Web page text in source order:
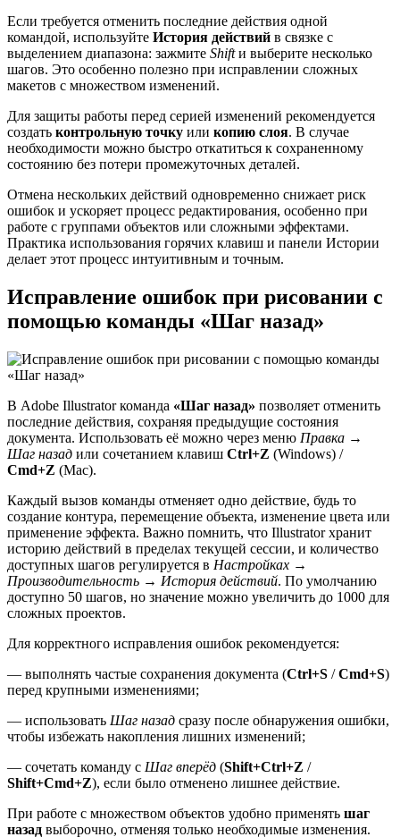
Если требуется отменить последние действия одной
командой, используйте История действий в связке с
выделением диапазона: зажмите Shiftи выберите несколько
шагов. Это особенно полезно при исправлении сложных
макетов с множеством изменений.
Для защиты работы перед серией изменений рекомендуется
создать контрольную точку или копию слоя. В случае
необходимости можно быстро откатиться к сохраненному
состоянию без потери промежуточных деталей.
Отмена нескольких действий одновременно снижает риск
ошибок и ускоряет процесс редактирования, особенно при
работе с группами объектов или сложными эффектами.
Практика использования горячих клавиш и панели Истории
делает этот процесс интуитивным и точным.
Исправление ошибок при рисовании с
помощью команды «Шаг назад»
В Adobe Illustrator команда «Шаг назад» позволяет отменить
последние действия, сохраняя предыдущие состояния
документа. Использовать её можно через меню Правка →
Шаг назад или сочетанием клавиш Ctrl+Z (Windows) /
Cmd+Z (Mac).
Каждый вызов команды отменяет одно действие, будь то
создание контура, перемещение объекта, изменение цвета или
применение эффекта. Важно помнить, что Illustrator хранит
историю действий в пределах текущей сессии, и количество
доступных шагов регулируется в Настройках →
Производительность → История действий. По умолчанию
доступно 50 шагов, но значение можно увеличить до 1000 для
сложных проектов.
Для корректного исправления ошибок рекомендуется:
— выполнять частые сохранения документа (Ctrl+S /Cmd+S)
перед крупными изменениями;
— использовать Шаг назад сразу после обнаружения ошибки,
чтобы избежать накопления лишних изменений;
— сочетать команду с Шаг вперёд (Shift+Ctrl+Z /
Shift+Cmd+Z), если было отменено лишнее действие.
При работе с множеством объектов удобно применять шаг
назад выборочно, отменяя только необходимые изменения.